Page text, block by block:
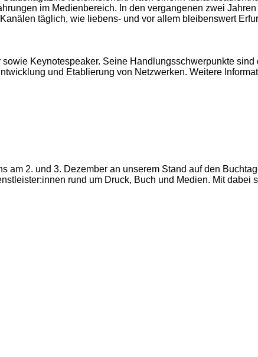
im Medienbereich. In den vergangenen zwei
täglich, wie liebens- und vor allem bleibenswert
Keynotespeaker. Seine Handlungsschwerpunkte
und Etablierung von Netzwerken. Weitere
am 2. und 3. Dezember an unserem Stand auf den
rund um Druck, Buch und Medien. Mit dabei